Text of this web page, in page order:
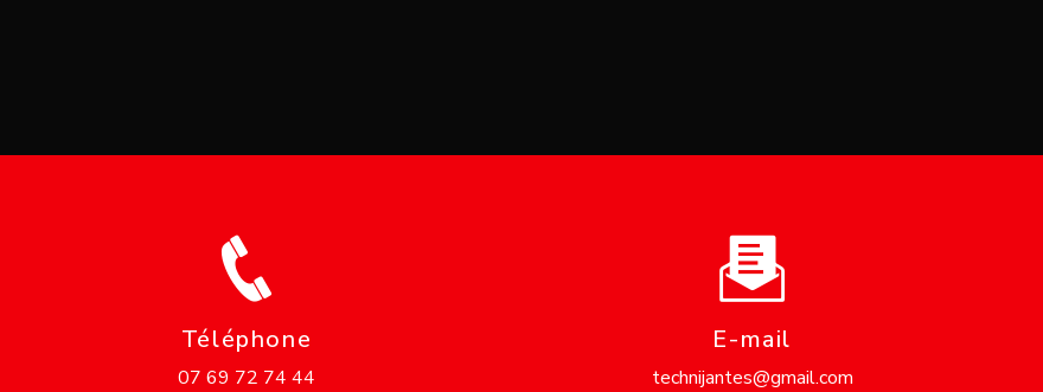
Téléphone
07 69 72 74 44
E-mail
technijantes@gmail.com